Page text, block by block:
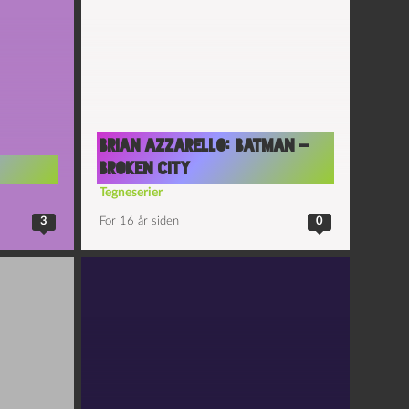
3
Brian Azzarello: Batman –
Broken City
Tegneserier
For 16 år siden 0